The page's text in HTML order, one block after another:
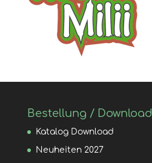
Bestellung / Download
Katalog Download
Neuheiten 2027